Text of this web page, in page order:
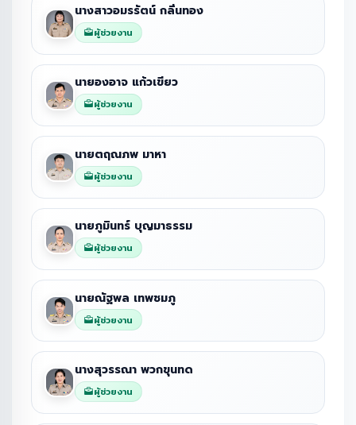
นางสาวอมรรัตน์ กลิ่นทอง
ผู้ช่วยงาน
นายองอาจ แก้วเขียว
ผู้ช่วยงาน
นายตฤณภพ มาหา
ผู้ช่วยงาน
นายภูมินทร์ บุญมาธรรม
ผู้ช่วยงาน
นายณัฐพล เทพชมภู
ผู้ช่วยงาน
นางสุวรรณา พวกขุนทด
ผู้ช่วยงาน